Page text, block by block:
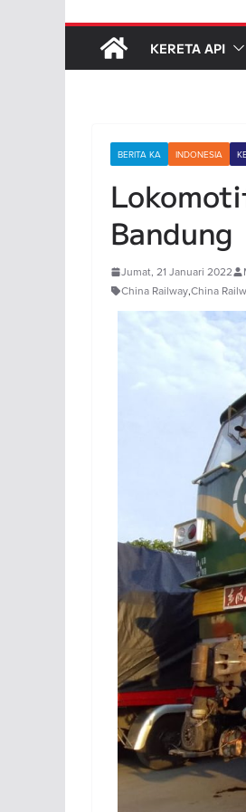
KERETA API
BERITA KA INDONESIA
Bandung
Jumat, 21 Januari 2022
China Railway,China